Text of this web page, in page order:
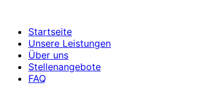
Startseite
Unsere Leistungen
Über uns
Stellenangebote
FAQ